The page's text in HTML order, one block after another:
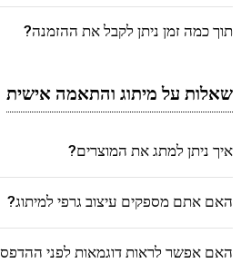
תוך כמה זמן ניתן לקבל את ההזמנה?
שאלות על מיתוג והתאמה אישית
איך ניתן למתג את המוצרים?
האם אתם מספקים עיצוב גרפי למיתוג?
האם אפשר לראות דוגמאות לפני